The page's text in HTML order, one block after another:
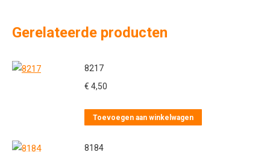
Gerelateerde producten
8217
€ 4,50
Toevoegen aan winkelwagen
8184